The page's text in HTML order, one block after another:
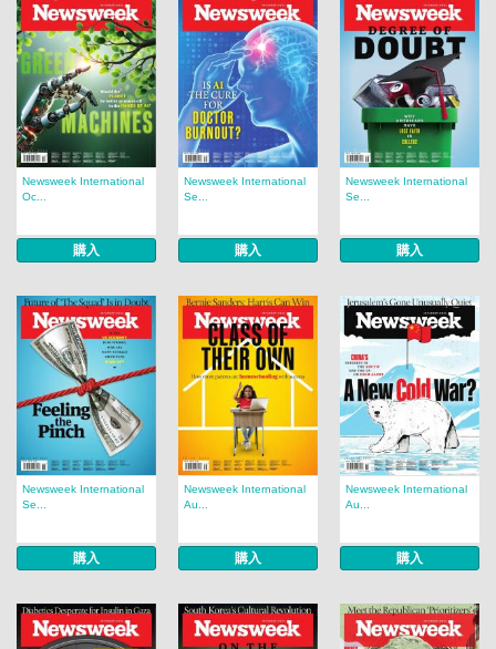
Newsweek International
Oc...
購入
Newsweek International
Se...
購入
Newsweek International
Se...
購入
Newsweek International
Se...
購入
Newsweek International
Au...
購入
Newsweek International
Au...
購入